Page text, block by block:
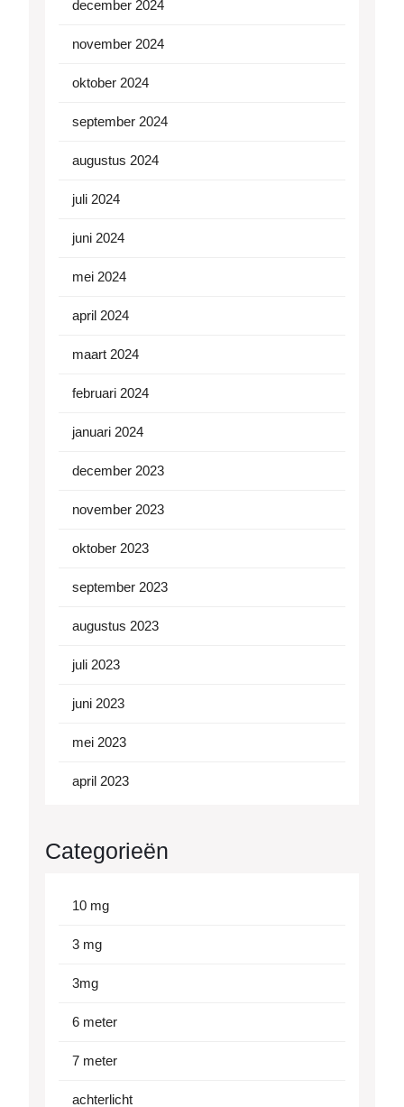
december 2024
november 2024
oktober 2024
september 2024
augustus 2024
juli 2024
juni 2024
mei 2024
april 2024
maart 2024
februari 2024
januari 2024
december 2023
november 2023
oktober 2023
september 2023
augustus 2023
juli 2023
juni 2023
mei 2023
april 2023
Categorieën
10 mg
3 mg
3mg
6 meter
7 meter
achterlicht